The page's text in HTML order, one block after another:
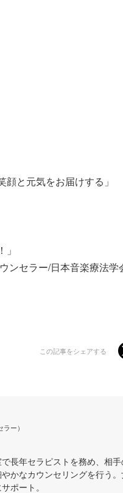
顔と元気をお届けする」
ンセラー/日本音楽療法
この記事をシェアする
ー）
長年セラピストを務め、相手
かなカウンセリングを行う。
ポート。